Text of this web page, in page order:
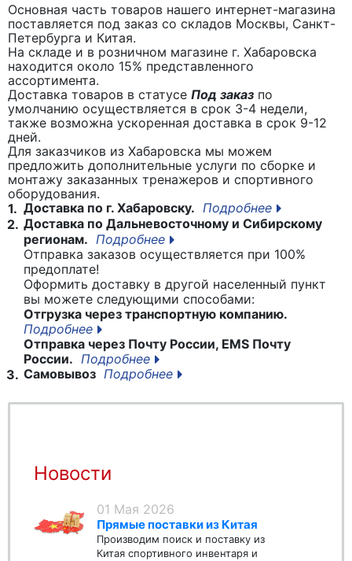
Основная часть товаров нашего интернет-магазина
поставляется под заказ со складов Москвы, Санкт-
Петербурга и Китая.
На складе и в розничном магазине г. Хабаровска
находится около 15% представленного
ассортимента.
Доставка товаров в статусе Под заказ по
умолчанию осуществляется в срок 3-4 недели,
также возможна ускоренная доставка в срок 9-12
дней.
Для заказчиков из Хабаровска мы можем
предложить дополнительные услуги по сборке и
монтажу заказанных тренажеров и спортивного
оборудования.
1. Доставка по г. Хабаровску. Подробнее
2. Доставка по Дальневосточному и Сибирскому
регионам. Подробнее
Отправка заказов осуществляется при 100%
предоплате!
Оформить доставку в другой населенный пункт
вы можете следующими способами:
Отгрузка через транспортную компанию.
Подробнее
Отправка через Почту России, EMS Почту
России. Подробнее
3. Самовывоз Подробнее
Новости
01 Мая 2026
Прямые поставки из Китая
Производим поиск и поставку из
Китая спортивного инвентаря и